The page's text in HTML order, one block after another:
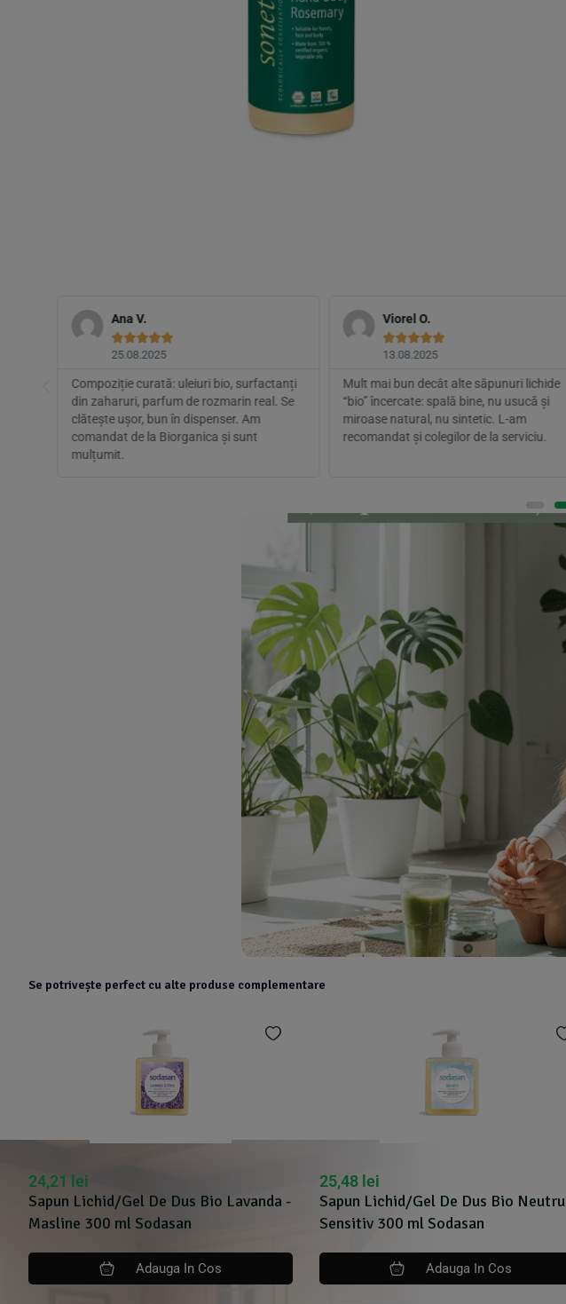
Ana V.

25.08.2025
Compoziție curată: uleiuri bio, surfactanți
din zaharuri, parfum de rozmarin real. Se
clătește ușor, bun în dispenser. Am
comandat de la Biorganica și sunt
mulțumit.
Viorel O.

13.08.2025
Mult mai bun decât alte săpunuri lichide
“bio” încercate: spală bine, nu usucă și
miroase natural, nu sintetic. L-am
recomandat și colegilor de la serviciu.
Se potrivește perfect cu alte produse complementare
Sapun Lichid/Gel De Dus Bio Lavanda -
Masline 300 ml Sodasan
24,21 lei
Adauga In Cos
Sapun Lichid/Gel De Dus Bio Neutru
Sensitiv 300 ml Sodasan
25,48 lei
Adauga In Cos